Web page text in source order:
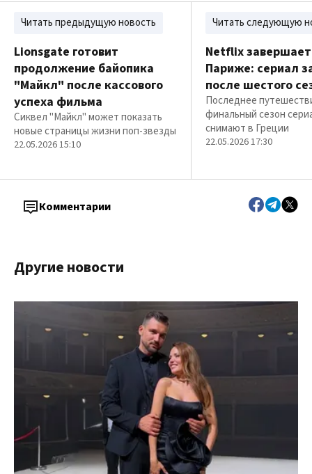
Читать предыдущую новость
Lionsgate готовит
продолжение байопика
"Майкл" после кассового
успеха фильма
Сиквел "Майкл" может показать
новые страницы жизни поп-звезды
22.05.2026 15:10
Читать следующую
Netflix
Париже: сериал
после шестого
Последнее
финальный сезон
снимают в Греции
22.05.2026 17:30
Комментарии
Другие новости